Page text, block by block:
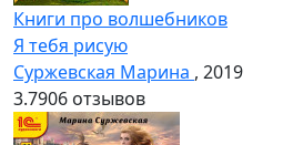
Книги про волшебников
Я тебя рисую
Суржевская Марина , 2019
3.7906 отзывов